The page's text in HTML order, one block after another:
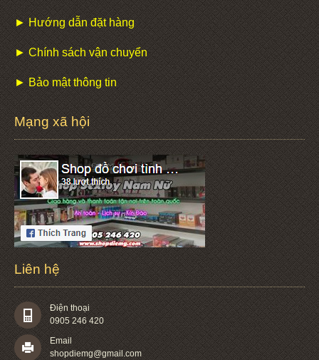
► Hướng dẫn đặt hàng
► Chính sách vận chuyển
► Bảo mật thông tin
Mạng xã hội
Liên hệ
Điện thoại
0905 246 420
Email
shopdiemg@gmail.com